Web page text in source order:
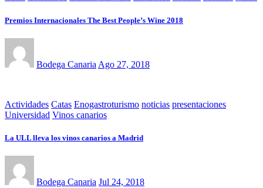
Premios Internacionales The Best People’s Wine 2018
Bodega Canaria Ago 27, 2018
Actividades Catas Enogastroturismo noticias presentaciones
Universidad Vinos canarios
La ULL lleva los vinos canarios a Madrid
Bodega Canaria Jul 24, 2018